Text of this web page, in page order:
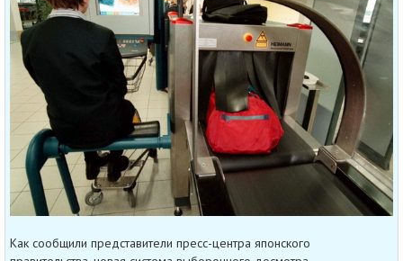
Как сообщили представители пресс-центра японского